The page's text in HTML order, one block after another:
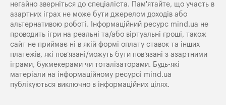
негайно зверніться до спеціаліста. Пам'ятайте, що участь в
азартних іграх не може бути джерелом доходів або
альтернативою роботі. Інформаційний ресурс mind.ua не
проводить ігри на реальні та/або віртуальні гроші, також
сайт не приймає ні в якій формі оплату ставок та інших
платежів, які пов’язані/можуть бути пов’язані з азартними
іграми, букмекерами чи тоталізаторами. Будь-які
матеріали на інформаційному ресурсі mind.ua
публікуються виключно в інформаційних цілях.